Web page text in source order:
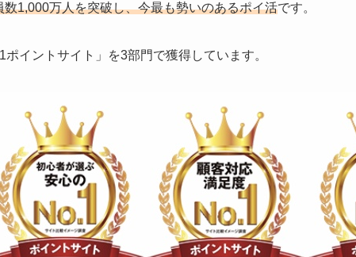
数1,000万人を突破し、今最も勢いのあるポイ活です。
イントサイト」を3部門で獲得しています。